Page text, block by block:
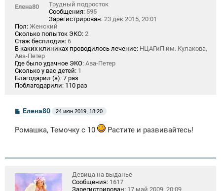
Елена80
Трудный подросток
Сообщения: 595
Зарегистрирован: 23 дек 2015, 20:01
Пол: Женский
Сколько попыток ЭКО: 2
Стаж бесплодия: 6
В каких клиниках проводилось лечение: НЦАГиП им. Кулакова,
Ава-Петер
Где было удачное ЭКО: Ава-Петер
Сколько у вас детей: 1
Благодарил (а): 7 раз
Поблагодарили: 110 раз
С
б
и
Елена80 24 июн 2019, 18:20
Ромашка, Темочку с 10 Растите и развивайтесь!
Девица на выданье
Сообщения: 1617
Зарегистрирован: 17 май 2009, 20:09